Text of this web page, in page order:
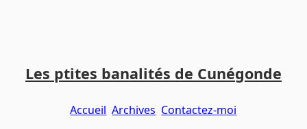
contenu
menuLes ptites banalités de Cunégonde
Accueil Archives Contactez-moi